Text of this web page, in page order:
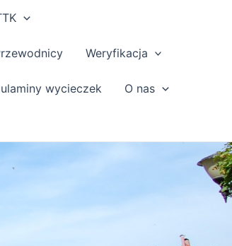
Weryfikacja
wycieczek O nas